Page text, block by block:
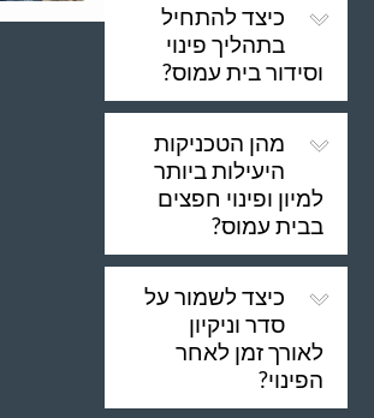
כיצד להתחיל
בתהליך פינוי
וסידור בית עמוס?
מהן הטכניקות
היעילות ביותר
למיון ופינוי חפצים
בבית עמוס?
כיצד לשמור על
סדר וניקיון
לאורך זמן לאחר
הפינוי?